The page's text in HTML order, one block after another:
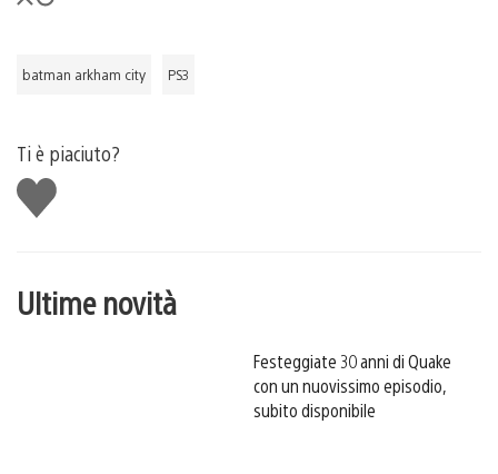
batman arkham city PS3
Ti è piaciuto?
Mi
piace
Ultime novità
Festeggiate 30 anni di Quake
con un nuovissimo episodio,
subito disponibile